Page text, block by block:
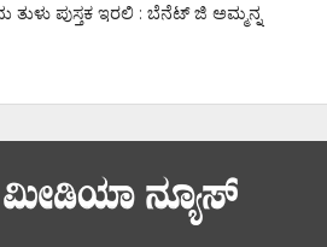
ತುಳು ಪುಸ್ತಕ ಇರಲಿ : ಬೆನೆಟ್ ಜಿ ಅಮ್ಮನ್ನ